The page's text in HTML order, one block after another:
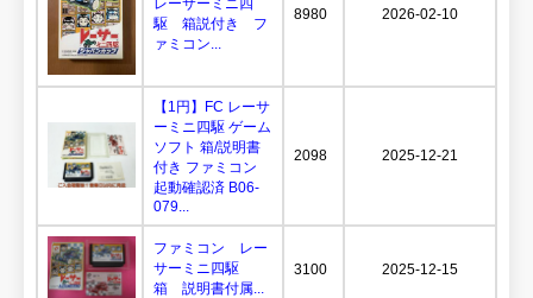
駆 箱説付き フ
ァミコン...
8980 2026-02-10
【1円】FC レーサ
ーミニ四駆 ゲーム
ソフト 箱/説明書
付き ファミコン
起動確認済 B06-
079...
2098 2025-12-21
ファミコン レー
サーミニ四駆
箱 説明書付属...
3100 2025-12-15